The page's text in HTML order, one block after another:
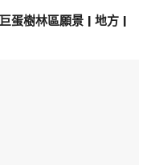
蛋樹林區願景 | 地方 |